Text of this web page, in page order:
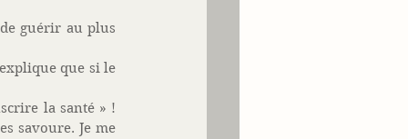
guérir au plus
que si le
la santé » !
savoure. Je me